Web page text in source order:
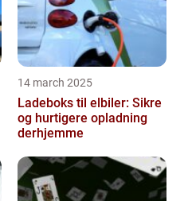
14 march 2025
Ladeboks til elbiler: Sikre
og hurtigere opladning
derhjemme